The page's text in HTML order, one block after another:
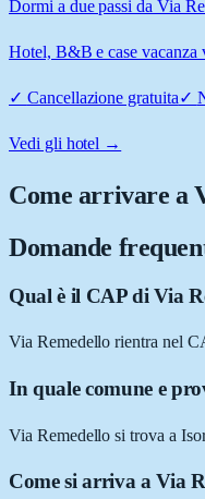
Dormi a due passi da Via
Hotel, B&B e case vacanza
✓ Cancellazione gratuita✓
Vedi gli hotel →
Come arrivare a
Domande
Qual è il CAP di Via
Via Remedello rientra nel
In quale comune e
Via Remedello si trova a
Come si arriva a Via